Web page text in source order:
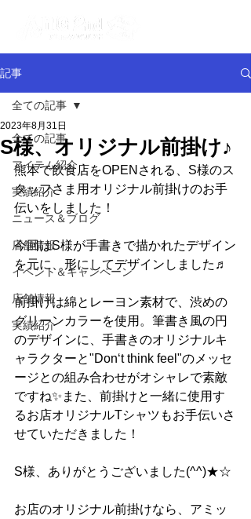
記事
全ての記事
アイテム紹介
実績紹介
ニュース＆ブログ
店舗情報
イベント＆キャンペーン
店舗情報
実績紹介
全ての記事
S様、オリジナル前掛け♪
2023年8月31日
熊本で飲食店をOPENされる、S様のス
タッフさま用オリジナル前掛けのお手
伝いをしました！
今回はS様が手書きで描かれたデザイン
を元に、形にしてデザインしました♬
前掛けは綿とレーヨン素材で、渋めの
グリーンカラーを使用。筆書き風の円
のデザインに、手書きのオリジナルキ
ャラクターと"Don‘t think feel"のメッセ
ージとの組み合わせがオシャレで素敵
ですね✨また、前掛けと一緒に使用す
るお店オリジナルTシャツもお手伝いさ
せていただきました！
S様、ありがとうございました(^^)★☆
お店のオリジナル前掛けなら、アミッ